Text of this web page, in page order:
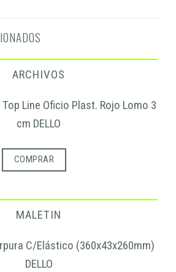
ARCHIVOS
Line Oficio Plast. Rojo Lomo 3
cm DELLO
COMPRAR
MALETIN
C/Elástico (360x43x260mm)
DELLO